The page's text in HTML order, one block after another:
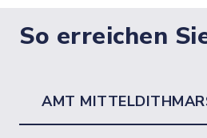
So erreichen
AMT